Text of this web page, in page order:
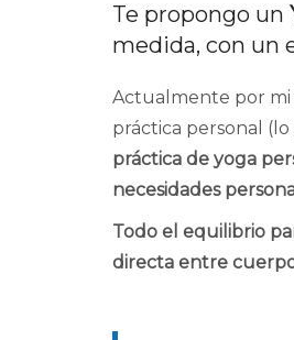
Te propongo un
medida, con un
Actualmente por mi
práctica personal
práctica de yoga
necesidades
Todo el equilibrio
directa entre